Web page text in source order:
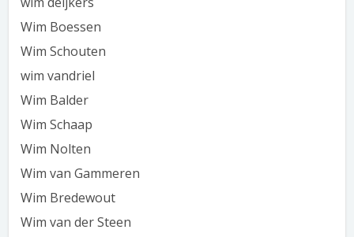
Wim Boessen
Wim Schouten
wim vandriel
Wim Balder
Wim Schaap
Wim Nolten
Wim van Gammeren
Wim Bredewout
Wim van der Steen